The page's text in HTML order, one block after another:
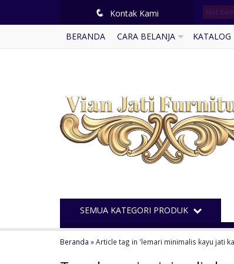
q Kontak Kami Hot
BERANDA CARA BELANJA KATALOG
SEMUA KATEGORI PRODUK
Beranda »Article tag in 'lemari minimalis kayu jati